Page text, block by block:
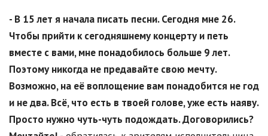
- В 15 лет я начала писать песни. Сегодня мне 26.
Чтобы прийти к сегодняшнему концерту и петь
вместе с вами, мне понадобилось больше 9 лет.
Поэтому никогда не предавайте свою мечту.
Возможно, на её воплощение вам понадобится не год
и не два. Всё, что есть в твоей голове, уже есть наяву.
Просто нужно чуть-чуть подождать. Договорились?